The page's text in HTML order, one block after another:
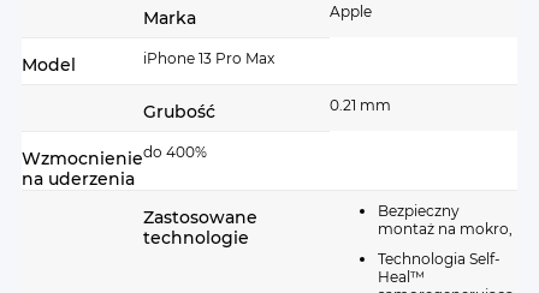
Marka Apple
Model iPhone 13 Pro Max
Grubość 0.21 mm
Wzmocnienie
na uderzenia
do 400%
Zastosowane
technologie
Bezpieczny
montaż na mokro,
Technologia Self-
Heal™